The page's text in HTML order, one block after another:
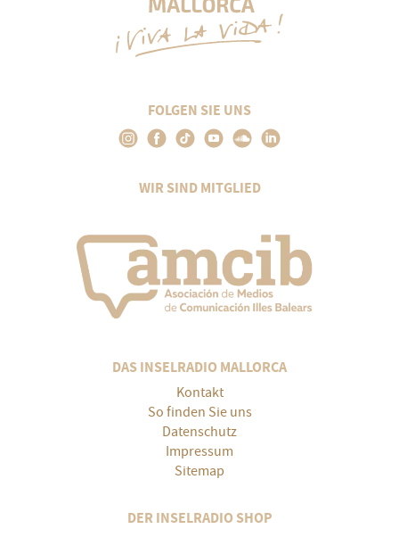
FOLGEN SIE UNS
WIR SIND MITGLIED
DAS INSELRADIO MALLORCA
Kontakt
So finden Sie uns
Datenschutz
Impressum
Sitemap
DER INSELRADIO SHOP